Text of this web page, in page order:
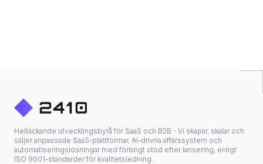
Heltäckande utvecklingsbyrå för SaaS och B2B - Vi skapar, skalar och
säljer anpassade SaaS-plattformar, AI-drivna affärssystem och
automatiseringslösningar med förlängt stöd efter lansering, enligt
ISO 9001-standarder för kvalitetsledning.